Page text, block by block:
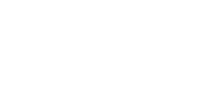
login-poginen.
staat aangegeven.
opnieuw te openen.
voor- en achternaam, adres, geboortedatum en uw
heb is die klantenserver een bericht gestuurd met de gegeven
nieuw hetzelfde maar met mijn gebruikersnaam gestuurd.